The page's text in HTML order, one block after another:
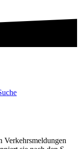
Verkehrsmeldungen